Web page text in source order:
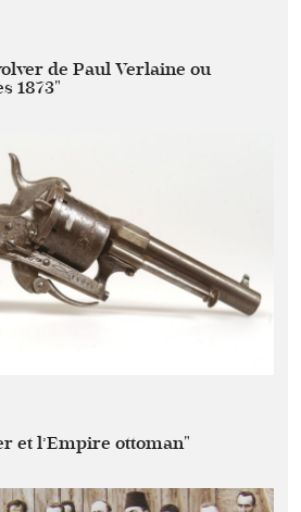
de Paul Verlaine ou
1873"
et l’Empire ottoman"